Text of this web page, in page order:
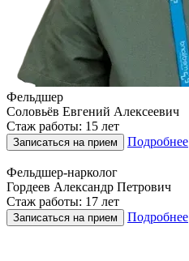
Фельдшер
Соловьёв Евгений Алексеевич
Стаж работы: 15 лет
Записаться на прием Подробнее
Фельдшер-нарколог
Гордеев Александр Петрович
Стаж работы: 17 лет
Записаться на прием Подробнее